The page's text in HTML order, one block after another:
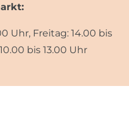
Uhr, Freitag: 14.00 bis
bis 13.00 Uhr